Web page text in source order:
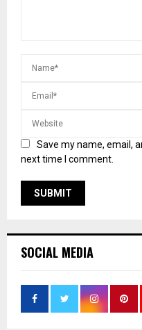
Save my name, email,
next time I comment.
SOCIAL MEDIA